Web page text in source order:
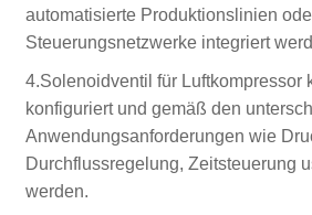
automatisierte Produktionslinien
Steuerungsnetzwerke integriert
4.Solenoidventil für Luftkompressor
konfiguriert und gemäß den
Anwendungsanforderungen wie
Durchflussregelung, Zeitsteuerung
werden.